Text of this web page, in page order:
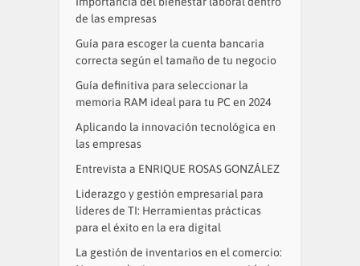
de las empresas
Guía para escoger la cuenta bancaria
correcta según el tamaño de tu negocio
Guía definitiva para seleccionar la
memoria RAM ideal para tu PC en 2024
Aplicando la innovación tecnológica en
las empresas
Entrevista a ENRIQUE ROSAS GONZÁLEZ
Liderazgo y gestión empresarial para
líderes de TI: Herramientas prácticas
para el éxito en la era digital
La gestión de inventarios en el comercio: